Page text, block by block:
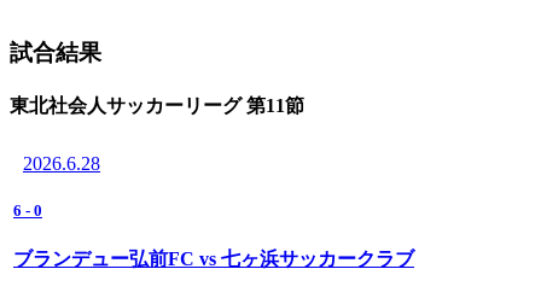
試合結果
東北社会人サッカーリーグ 第11節
2026.6.28
6 - 0
ブランデュー弘前FC vs 七ヶ浜サッカークラブ